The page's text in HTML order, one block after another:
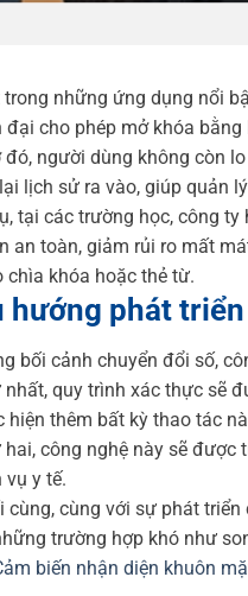
trong những ứng dụng nổi
đại cho phép mở khóa
đó, người dùng không còn
lịch sử ra vào, giúp quản
tại các trường học, công
an toàn, giảm rủi ro mất
chìa khóa hoặc thẻ từ.
hướng phát
bối cảnh chuyển đổi số,
nhất, quy trình xác thực sẽ
hiện thêm bất kỳ thao tác
hai, công nghệ này sẽ được
vụ y tế.
cùng, cùng với sự phát
trường hợp khó như
biến nhận diện khuôn